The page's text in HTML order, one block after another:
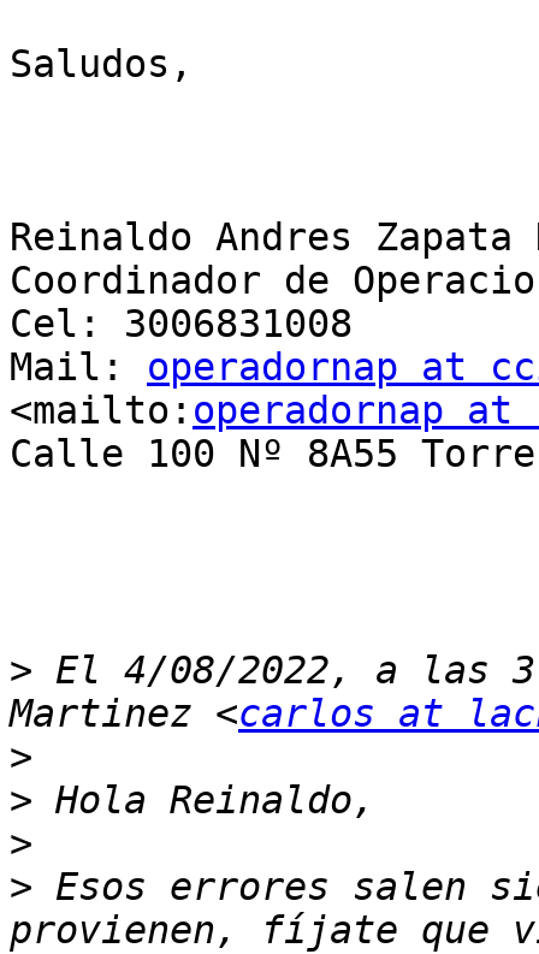
Saludos,
Reinaldo Andres Zapata
Coordinador de
Cel: 3006831008
Mail: operadornap at
<mailto: operadornap
Calle 100 Nº 8A55 Torre
> El 4/08/2022, a las
Martinez <carlos at
>
>
>
> Esos errores salen
provienen, fíjate que